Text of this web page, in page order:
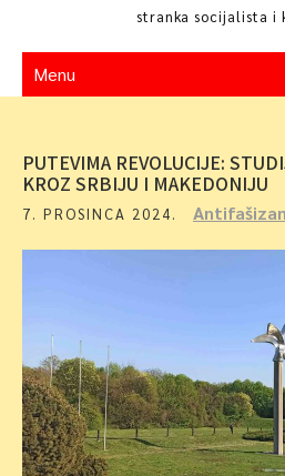
stranka socijalista i
Menu
PUTEVIMA REVOLUCIJE:
KROZ SRBIJU I MAKEDONIJU
7. PROSINCA 2024.